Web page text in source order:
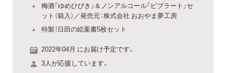
梅酒「ゆめひびき」＆ノンアルコール「ビブラート」セ
ット（箱入）／発売元：株式会社 おおやま夢工房
特製！日田の絵葉書5枚セット
2022年04月 にお届け予定です。
3人が応援しています。